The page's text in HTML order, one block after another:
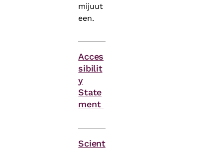
mijuut
een.
Acces
sibilit
y
State
ment
Scient